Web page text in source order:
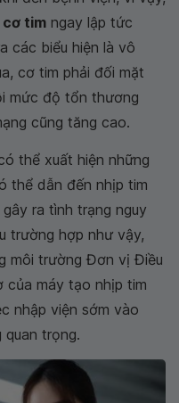
cơ tim ngay lập tức
các biểu hiện là vô
cơ tim phải đối mặt
mức độ tổn thương
cũng tăng cao.
thể xuất hiện những
thể dẫn đến nhịp tim
ra tình trạng nguy
trường hợp như vậy,
môi trường Đơn vị Điều
của máy tạo nhịp tim
nhập viện sớm vào
trọng.